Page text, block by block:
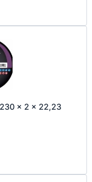
x 2 x 22,23